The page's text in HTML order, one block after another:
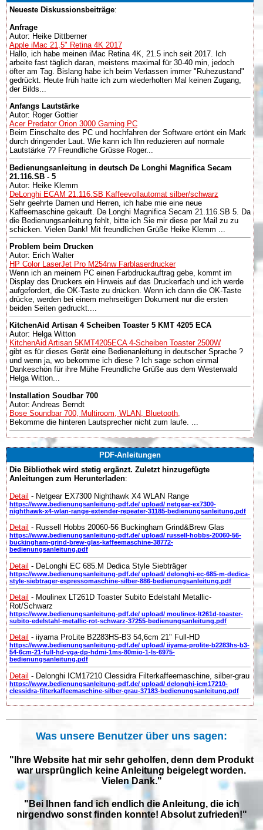
Neueste Diskussionsbeiträge:
Anfrage
Autor: Heike Dittberner
Apple iMac 21,5" Retina 4K 2017
Hallo, ich habe meinen iMac Retina 4K, 21.5 inch seit 2017. Ich
arbeite fast täglich daran, meistens maximal für 30-40 min, jedoch
öfter am Tag. Bislang habe ich beim Verlassen immer "Ruhezustand"
gedrückt. Heute früh hatte ich zum wiederholten Mal keinen Zugang,
der Bilds...
Anfangs Lautstärke
Autor: Roger Gottier
Acer Predator Orion 3000 Gaming PC
Beim Einschalte des PC und hochfahren der Software ertönt ein Mark
durch dringender Laut. Wie kann ich Ihn reduzieren auf normale
Lautstärke ?? Freundliche Grüsse Roger...
Bedienungsanleitung in deutsch De Longhi Magnifica Secam
21.116.SB - 5
Autor: Heike Klemm
DeLonghi ECAM 21.116.SB Kaffeevollautomat silber/schwarz
Sehr geehrte Damen und Herren, ich habe mie eine neue
Kaffeemaschine gekauft. De Longhi Magnifica Secam 21.116.SB 5. Da
die Bedienungsanleitung fehlt, bitte ich Sie mir diese per Mail zu zu
schicken. Vielen Dank! Mit freundlichen Grüße Heike Klemm ...
Problem beim Drucken
Autor: Erich Walter
HP Color LaserJet Pro M254nw Farblaserdrucker
Wenn ich an meinem PC einen Farbdruckauftrag gebe, kommt im
Display des Druckers ein Hinweis auf das Druckerfach und ich werde
aufgefordert, die OK-Taste zu drücken. Wenn ich dann die OK-Taste
drücke, werden bei einem mehrseitigen Dokument nur die ersten
beiden Seiten gedruckt....
KitchenAid Artisan 4 Scheiben Toaster 5 KMT 4205 ECA
Autor: Helga Witton
KitchenAid Artisan 5KMT4205ECA 4-Scheiben Toaster 2500W
gibt es für dieses Gerät eine Bedienanleitung in deutscher Sprache ?
und wenn ja, wo bekomme ich diese ? Ich sage schon einmal
Dankeschön für ihre Mühe Freundliche Grüße aus dem Westerwald
Helga Witton...
Installation Soudbar 700
Autor: Andreas Berndt
Bose Soundbar 700, Multiroom, WLAN, Bluetooth,
Bekomme die hinteren Lautsprecher nicht zum laufe. ...
PDF-Anleitungen
Die Bibliothek wird stetig ergänzt. Zuletzt hinzugefügte
Anleitungen zum Herunterladen:
Detail - Netgear EX7300 Nighthawk X4 WLAN Range
https://www.bedienungsanleitung-pdf.de/ upload/ netgear-ex7300-
nighthawk-x4-wlan-range-extender-repeater-31185-bedienungsanleitung.pdf
Detail - Russell Hobbs 20060-56 Buckingham Grind&Brew Glas
https://www.bedienungsanleitung-pdf.de/ upload/ russell-hobbs-20060-56-
buckingham-grind-brew-glas-kaffeemaschine-38772-
bedienungsanleitung.pdf
Detail - DeLonghi EC 685.M Dedica Style Siebträger
https://www.bedienungsanleitung-pdf.de/ upload/ delonghi-ec-685-m-dedica-
style-siebtrager-espressomaschine-silber-886-bedienungsanleitung.pdf
Detail - Moulinex LT261D Toaster Subito Edelstahl Metallic-
Rot/Schwarz
https://www.bedienungsanleitung-pdf.de/ upload/ moulinex-lt261d-toaster-
subito-edelstahl-metallic-rot-schwarz-37255-bedienungsanleitung.pdf
Detail - iiyama ProLite B2283HS-B3 54,6cm 21" Full-HD
https://www.bedienungsanleitung-pdf.de/ upload/ iiyama-prolite-b2283hs-b3-
54-6cm-21-full-hd-vga-dp-hdmi-1ms-80mio-1-ls-6975-
bedienungsanleitung.pdf
Detail - Delonghi ICM17210 Clessidra Filterkaffeemaschine, silber-grau
https://www.bedienungsanleitung-pdf.de/ upload/ delonghi-icm17210-
clessidra-filterkaffeemaschine-silber-grau-37183-bedienungsanleitung.pdf
Was unsere Benutzer über uns sagen:
"Ihre Website hat mir sehr geholfen, denn dem Produkt
war ursprünglich keine Anleitung beigelegt worden.
Vielen Dank."
"Bei Ihnen fand ich endlich die Anleitung, die ich
nirgendwo sonst finden konnte! Absolut zufrieden!"